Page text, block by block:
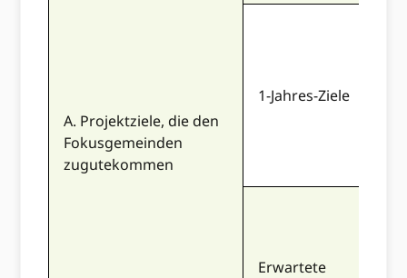
A. Projektziele, die den
Fokusgemeinden
zugutekommen
1-Jahres-Ziele
Erwartete